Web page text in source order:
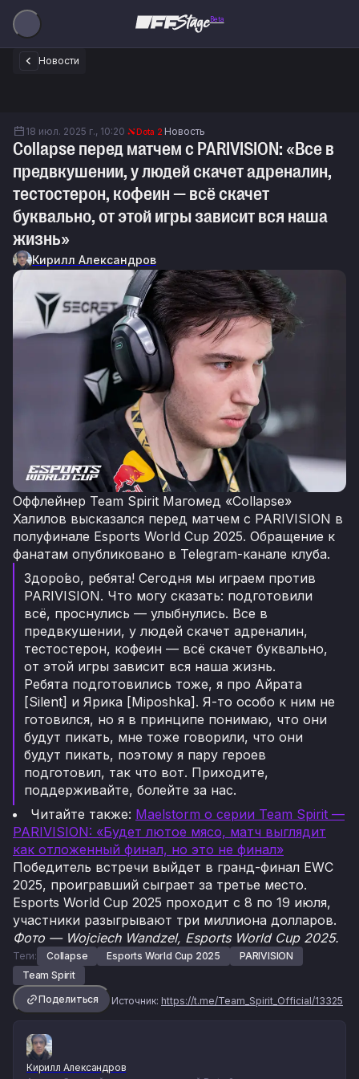
Beta
Новости
18 июл. 2025 г., 10:20 Dota 2 Новость
Collapse перед матчем с PARIVISION: «Все в
предвкушении, у людей скачет адреналин,
тестостерон, кофеин — всё скачет
буквально, от этой игры зависит вся наша
жизнь»
Кирилл Александров
Оффлейнер Team Spirit Магомед «Collapse»
Халилов высказался перед матчем с PARIVISION в
полуфинале Esports World Cup 2025. Обращение к
фанатам опубликовано в Telegram-канале клуба.
Здоро́во, ребята! Сегодня мы играем против
PARIVISION. Что могу сказать: подготовили
всё, проснулись — улыбнулись. Все в
предвкушении, у людей скачет адреналин,
тестостерон, кофеин — всё скачет буквально,
от этой игры зависит вся наша жизнь.
Ребята подготовились тоже, я про Айрата
[Silent] и Ярика [Miposhka]. Я-то особо к ним не
готовился, но я в принципе понимаю, что они
будут пикать, мне тоже говорили, что они
будут пикать, поэтому я пару героев
подготовил, так что вот. Приходите,
поддерживайте, болейте за нас.
Читайте также: Maelstorm о серии Team Spirit —
PARIVISION: «Будет лютое мясо, матч выглядит
как отложенный финал, но это не финал»
Победитель встречи выйдет в гранд-финал EWC
2025, проигравший сыграет за третье место.
Esports World Cup 2025 проходит с 8 по 19 июля,
участники разыгрывают три миллиона долларов.
Фото — Wojciech Wandzel, Esports World Cup 2025.
Теги: Collapse Esports World Cup 2025
PARIVISION
Team Spirit
Поделиться
Источник: https://t.me/Team_Spirit_Official/13325
Кирилл Александров